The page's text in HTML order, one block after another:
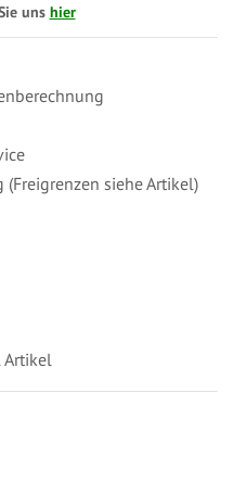
uns hier
siehe Artikel)
Artikel